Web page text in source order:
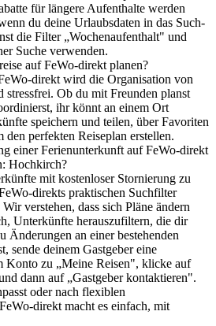
für längere Aufenthalte werden
du deine Urlaubsdaten in das Such-
die Filter „Wochenaufenthalt" und
Suche verwenden.
auf FeWo-direkt planen?
direkt wird die Organisation von
stressfrei. Ob du mit Freunden planst
ihr könnt an einem Ort
speichern und teilen, über Favoriten
den perfekten Reiseplan erstellen.
einer Ferienunterkunft auf FeWo-direkt
Hochkirch?
mit kostenloser Stornierung zu
direkts praktischen Suchfilter
verstehen, dass sich Pläne ändern
Unterkünfte herauszufiltern, die dir
Änderungen an einer bestehenden
sende deinem Gastgeber eine
Konto zu „Meine Reisen", klicke auf
dann auf „Gastgeber kontaktieren".
oder nach flexiblen
direkt macht es einfach, mit